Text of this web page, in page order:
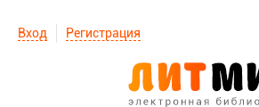
Вход Регистрация